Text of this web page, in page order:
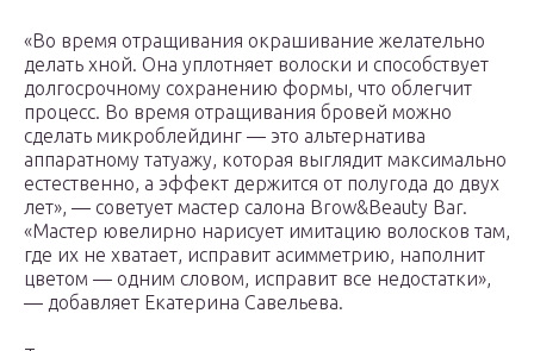
«Во время отращивания окрашивание желательно
делать хной. Она уплотняет волоски и способствует
долгосрочному сохранению формы, что облегчит
процесс. Во время отращивания бровей можно
сделать микроблейдинг — это альтернатива
аппаратному татуажу, которая выглядит максимально
естественно, а эффект держится от полугода до двух
лет», — советует мастер салона Brow&Beauty Bar.
«Мастер ювелирно нарисует имитацию волосков там,
где их не хватает, исправит асимметрию, наполнит
цветом — одним словом, исправит все недостатки»,
— добавляет Екатерина Савельева.